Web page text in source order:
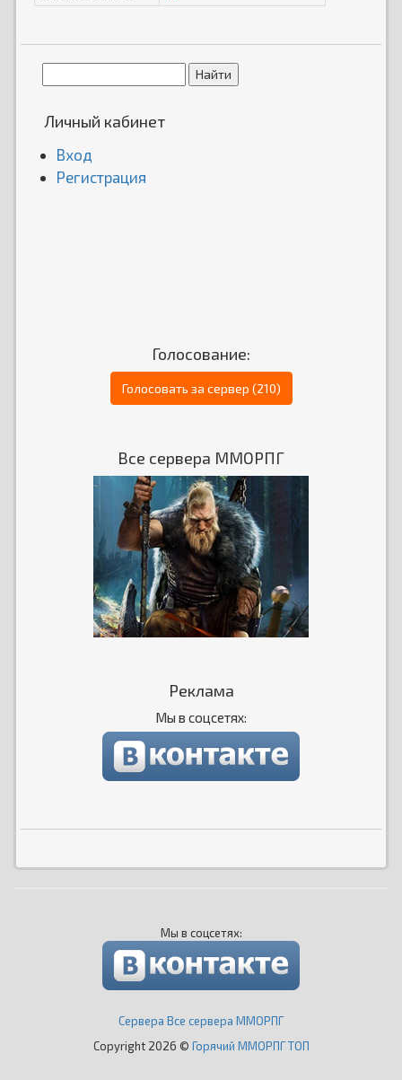
Личный кабинет
Вход
Регистрация
Голосование:
Голосовать за сервер (210)
Все сервера ММОРПГ
Реклама
Мы в соцсетях:
Мы в соцсетях:
Сервера Все сервера ММОРПГ
Copyright 2026 © Горячий ММОРПГ ТОП